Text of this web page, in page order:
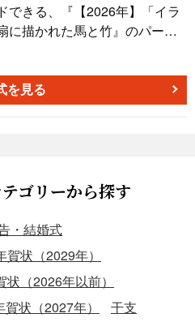
できる、『【2026年】「イラ
に描かれた馬と竹』のパーツ
イラストは、黒
内側をさまざまな色で塗り分
、個性的な年賀状を作りた
の相手に適しています。 ■
ように、非常に多くの色が用
います。特に紫や赤といっ
ンをより印象深くしていま
を見る
ゴリーから探す
・結婚式
賀状（2029年）
状（2026年以前）
賀状（2027年）
干支